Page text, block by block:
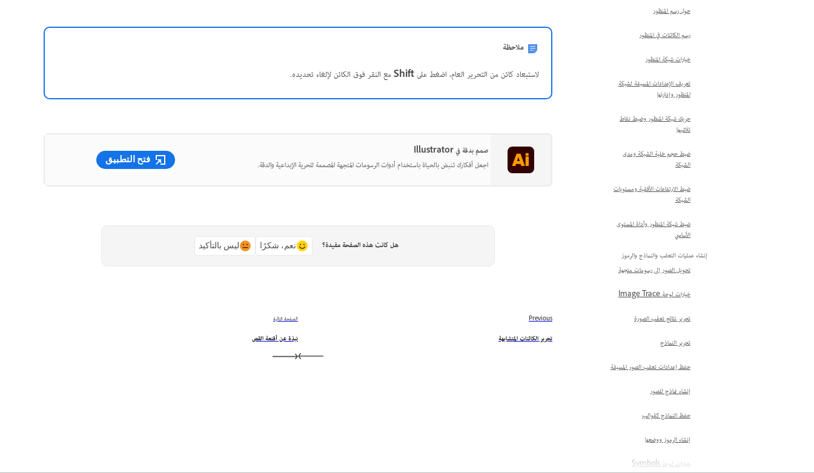
حول رسم المنظور
رسم الكائنات في المنظور
خيارات شبكة المنظور
تعريف الإعدادات المسبقة لشبكة
المنظور وإدارتها
حريك شبكة المنظور وضبط نقاط
تلاشيها
ضبط حجم خلية الشبكة ومدى
الشبكة
ضبط الارتفاعات الأفقية ومستويات
الشبكة
ضبط شبكة المنظور وأداة المستوى
الأساسي
إنشاء عمليات التعقب والنماذج والرموز
تحويل الصور إلى رسومات متجهة
خيارات لوحة Image Trace
تحرير نتائج تعقب الصورة
تحرير النماذج
حفظ إعدادات تعقب الصور المسبقة
إنشاء نماذج للصور
حفظ النماذج كقوالب
إنشاء الرموز ووضعها
خيارات لوحة Symbols
ملاحظة
لاستبعاد كائن من التحرير العام، اضغط علىShiftمع النقر فوق الكائن لإلغاء تحديده.
صمم بدقة في Illustrator
اجعل أفكارك تنبض بالحياة باستخدام أدوات الرسومات المتجهة المصممة للحرية الإبداعية والدقة.
فتح التطبيق
هل كانت هذه الصفحة مفيدة؟ نعم، شكرًا ليس بالتأكيد
Previous
تحرير الكائنات المتشابهة
الصفحة التالية
نبذة عن أقنعة القص